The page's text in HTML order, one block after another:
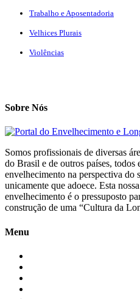
Trabalho e Aposentadoria
Velhices Plurais
Violências
Sobre Nós
Somos profissionais de diversas
do Brasil e de outros países, todos
envelhecimento na perspectiva do
unicamente que adoece. Esta
envelhecimento é o pressuposto
construção de uma “Cultura da
Menu